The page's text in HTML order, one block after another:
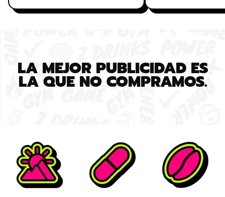
LA MEJOR PUBLICIDAD ES
LA QUE NO COMPRAMOS.